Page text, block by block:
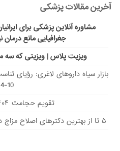
آخرین مقالات پزشکی
مشاوره آنلاین پزشکی برای
جغرافیایی مانع
ویزیت پلاس | ویزیتی که سه
بازار سیاه داروهای لاغری: رؤیای
10-14
تقویم حجامت ۱۴۰۴
۵ تا از بهترین دکتر‌های اصلاح مزاج در مشهد را بشناسید!